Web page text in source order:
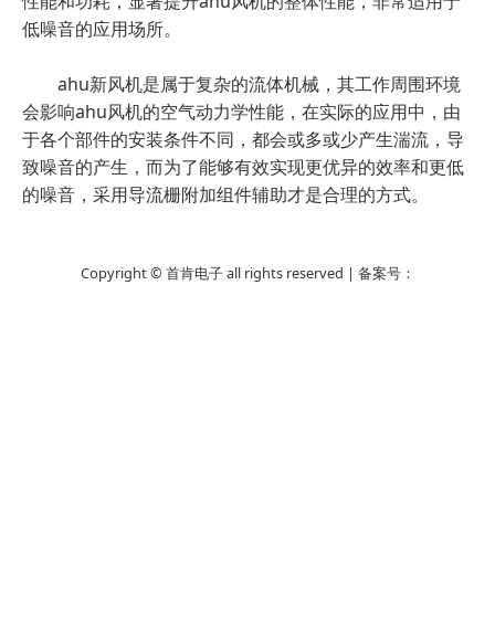
低噪音的应用场所。
ahu新风机是属于复杂的流体机械，其工作周围环境
会影响ahu风机的空气动力学性能，在实际的应用中，由
于各个部件的安装条件不同，都会或多或少产生湍流，导
致噪音的产生，而为了能够有效实现更优异的效率和更低
的噪音，采用导流栅附加组件辅助才是合理的方式。
Copyright © 首肯电子 all rights reserved | 备案号：